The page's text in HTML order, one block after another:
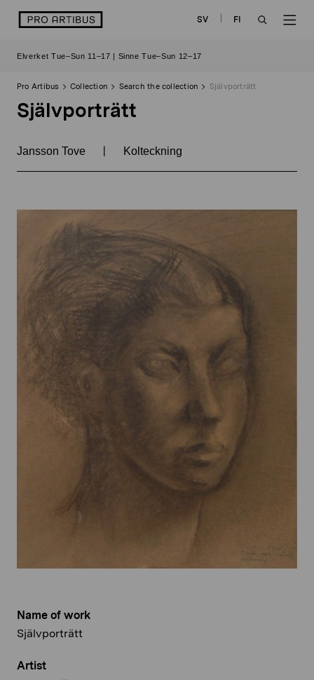
logo SV
FI
Elverket Tue–Sun 11–17 | Sinne Tue–Sun 12–17
Pro Artibus Collection Search the collection Självporträtt
Självporträtt
Jansson Tove | Kolteckning
Name of work
Självporträtt
Artist